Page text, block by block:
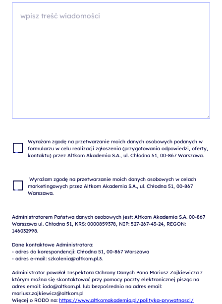
Wyrażam zgodę na przetwarzanie moich danych osobowych podanych w
formularzu w celu realizacji zgłoszenia (przygotowania odpowiedzi, oferty,
marketingowych przez Altkom Akademia S.A., ul. Chłodna 51, 00-867
Administratorem Państwa danych osobowych jest: Altkom Akademia S.A. 00-867
Warszawa ul. Chłodna 51, KRS: 0000859378, NIP: 527-267-43-24, REGON:
146032998.
Dane kontaktowe Administratora:
- adres do korespondencji: Chłodna 51, 00-867 Warszawa
- adres e-mail: szkolenia@altkom.pl.3.
Administrator powołał Inspektora Ochrony Danych Pana Mariusz Zajkiewicza z
którym można się skontaktować przy pomocy poczty elektronicznej pisząc na
adres email: iodo@altkom.pl. lub bezpośrednio na adres email:
mariusz.zajkiewicz@altkom.pl
Więcej o RODO na: https://www.altkomakademia.pl/polityka-prywatnosci/